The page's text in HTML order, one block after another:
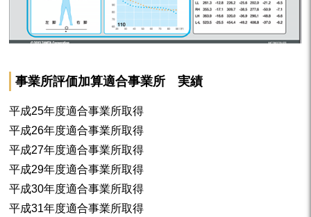
事業所評価加算適合事業所 実績
平成25年度適合事業所取得
平成26年度適合事業所取得
平成27年度適合事業所取得
平成29年度適合事業所取得
平成30年度適合事業所取得
平成31年度適合事業所取得